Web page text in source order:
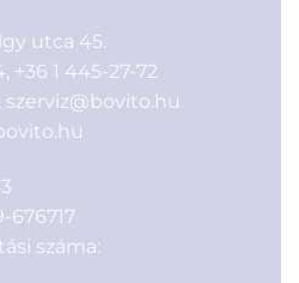
utca 45.
, +36 1 445-27-72
szerviz@bovito.hu
676717
száma: